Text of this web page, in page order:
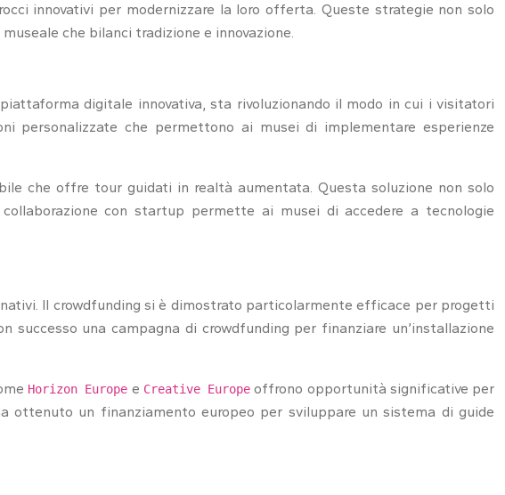
innovativi per modernizzare la loro offerta. Queste strategie non solo
che bilanci tradizione e innovazione.
digitale innovativa, sta rivoluzionando il modo in cui i visitatori
personalizzate che permettono ai musei di implementare esperienze
che offre tour guidati in realtà aumentata. Questa soluzione non solo
con startup permette ai musei di accedere a tecnologie
Il crowdfunding si è dimostrato particolarmente efficace per progetti
una campagna di crowdfunding per finanziare un’installazione
Horizon Europe e Creative Europe offrono opportunità significative per
ottenuto un finanziamento europeo per sviluppare un sistema di guide